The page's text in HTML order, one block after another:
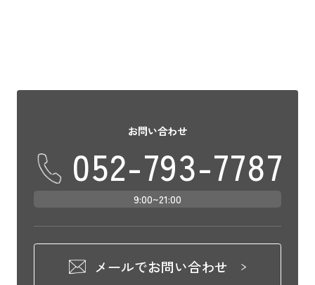
お問い合わせ
052-793-7787
9:00~21:00
メールでお問い合わせ